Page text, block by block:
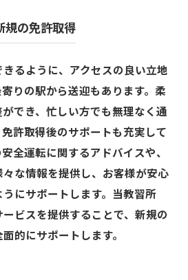
規の免許取得
るように、アクセスの良い立地
りの駅から送迎もあります。柔
でき、忙しい方でも無理なく通
許取得後のサポートも充実して
全運転に関するアドバイスや、
な情報を提供し、お客様が安心
にサポートします。当教習所
ビスを提供することで、新規の
的にサポートします。